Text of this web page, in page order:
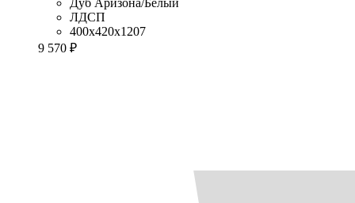
ЛДСП
400x420x1207
9 570 ₽